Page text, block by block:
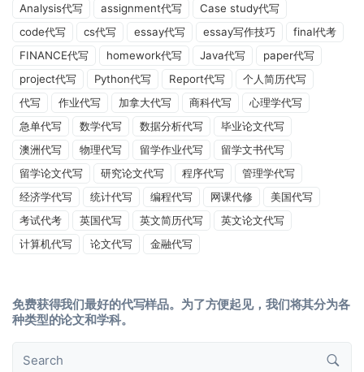
Analysis代写 assignment代写
Case study代写
code代写
cs代写 essay代写 essay写作技巧
final代考
FINANCE代写
homework代写 Java代写
paper代写
project代写
Python代写 Report代写
个人简历代写
代写
作业代写 加拿大代写 商科代写
心理学代写
急单代写
数学代写 数据分析代写
毕业论文代写
澳洲代写
物理代写 留学作业代写
留学文书代写
留学论文代写
研究论文代写 程序代写
管理学代写
经济学代写
统计代写 编程代写 网课代修
美国代写
考试代考
英国代写 英文简历代写
英文论文代写
计算机代写
论文代写 金融代写
免费获得我们最好的代写样品。为了方便起见，我们将其分为各
种类型的论文和学科。